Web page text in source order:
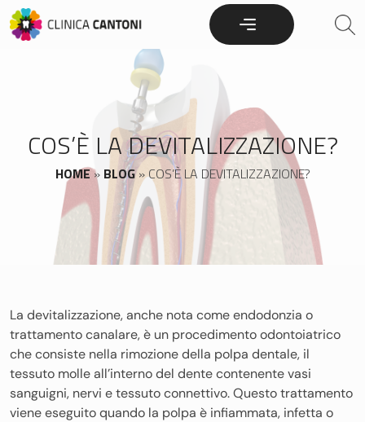
Skip
to
COS’È LA DEVITALIZZAZIONE?
HOME» BLOG»COS’È LA DEVITALIZZAZIONE?
La devitalizzazione, anche nota come endodonzia o
trattamento canalare, è un procedimento odontoiatrico
che consiste nella rimozione della polpa dentale, il
tessuto molle all’interno del dente contenente vasi
sanguigni, nervi e tessuto connettivo. Questo trattamento
viene eseguito quando la polpa è infiammata, infetta o